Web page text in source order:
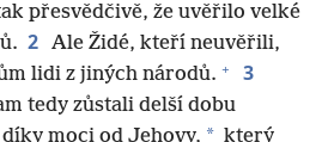
přesvědčivě, že uvěřilo velké
2 Ale Židé, kteří neuvěřili,
lidi z jiných národů. + 3
tedy zůstali delší dobu
moci od Jehovy,
který